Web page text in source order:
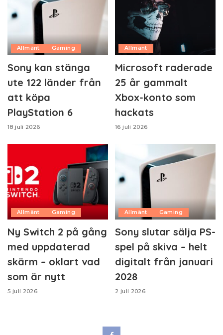
Allmänt Gaming
Sony kan stänga
ute 122 länder från
att köpa
PlayStation 6
18 juli 2026
Allmänt
Microsoft raderade
25 år gammalt
Xbox-konto som
hackats
16 juli 2026
Allmänt Gaming
Ny Switch 2 på gång
med uppdaterad
skärm – oklart vad
som är nytt
5 juli 2026
Allmänt Gaming
Sony slutar sälja PS-
spel på skiva – helt
digitalt från januari
2028
2 juli 2026